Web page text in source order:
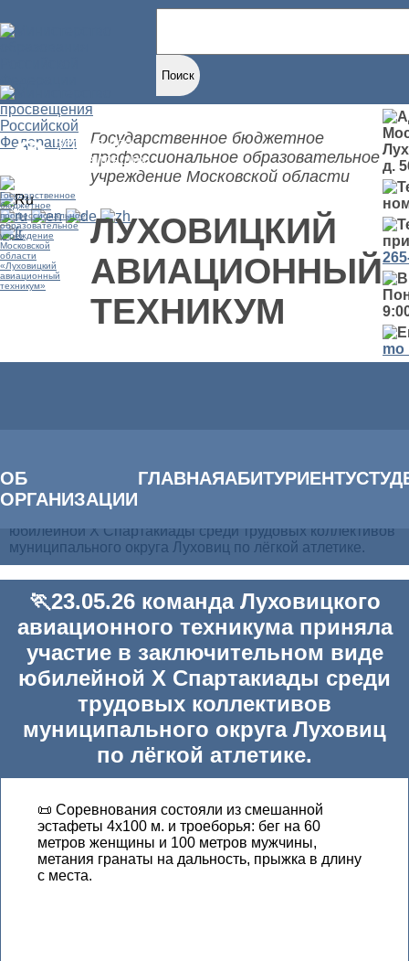
Версия для
слабовидящих
Государственное бюджетное
профессиональное образовательное
учреждение Московской области
ЛУХОВИЦКИЙ
АВИАЦИОННЫЙ
ТЕХНИКУМ
д.
ОБ
ОРГАНИЗАЦИИ
ГЛАВНАЯАБИТУРИЕНТУ
Новости
🏃23.05.26 команда Луховицкого авиационного
техникума приняла участие в заключительном виде
юбилейной X Спартакиады среди трудовых коллективов
муниципального округа Луховиц по лёгкой атлетике.
🏃23.05.26 команда Луховицкого
авиационного техникума приняла
участие в заключительном виде
юбилейной X Спартакиады среди
трудовых коллективов
муниципального округа Луховиц
по лёгкой атлетике.
📜 Соревнования состояли из смешанной
эстафеты 4х100 м. и троеборья: бег на 60
метров женщины и 100 метров мужчины,
метания гранаты на дальность, прыжка в длину
с места.